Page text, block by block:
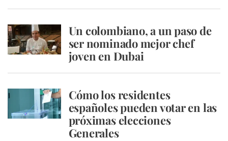
Un colombiano, a un paso de
ser nominado mejor chef
joven en Dubai
Cómo los residentes
españoles pueden votar en las
próximas elecciones
Generales